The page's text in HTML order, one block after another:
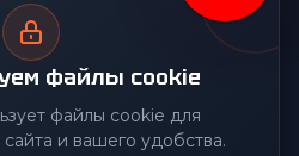
файлы cookie
файлы cookie для
и вашего удобства.